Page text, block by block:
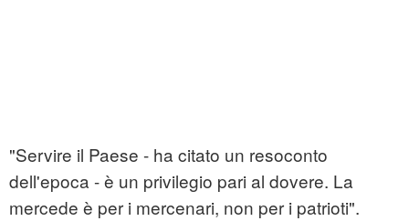
"Servire il Paese - ha citato un resoconto
dell'epoca - è un privilegio pari al dovere. La
mercede è per i mercenari, non per i patrioti".